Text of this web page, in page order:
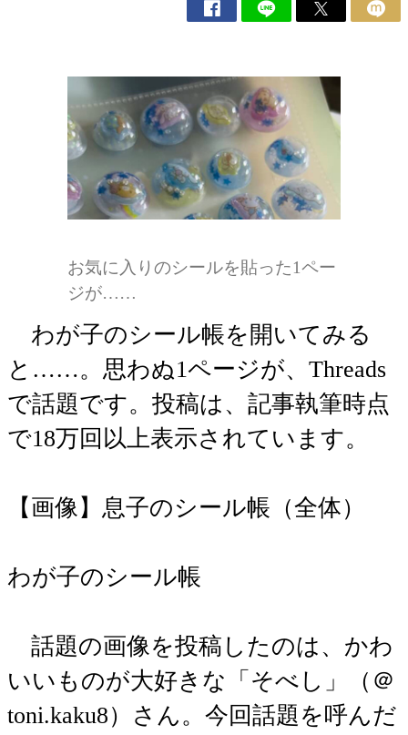
お気に入りのシールを貼った1ペー
ジが……
わが子のシール帳を開いてみる
と……。思わぬ1ページが、Threads
で話題です。投稿は、記事執筆時点
で18万回以上表示されています。
【画像】息子のシール帳（全体）
わが子のシール帳
話題の画像を投稿したのは、かわ
いいものが大好きな「そべし」（＠
toni.kaku8）さん。今回話題を呼んだ